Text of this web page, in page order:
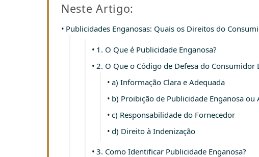
Neste Artigo:
Publicidades Enganosas: Quais os Direitos do
1. O Que é Publicidade Enganosa?
2. O Que o Código de Defesa do Consumidor
a) Informação Clara e Adequada
b) Proibição de Publicidade Enganosa ou
c) Responsabilidade do Fornecedor
d) Direito à Indenização
3. Como Identificar Publicidade Enganosa?